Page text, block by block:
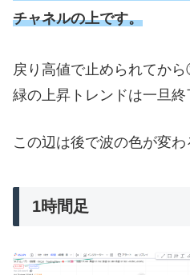
チャネルの上です。
戻り高値で止められてか
緑の上昇トレンドは一旦終
この辺は後で波の色が変わ
1時間足